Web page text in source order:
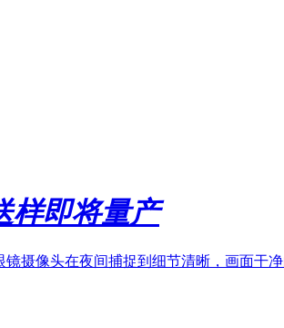
样即将量产
摄像头在夜间捕捉到细节清晰，画面干